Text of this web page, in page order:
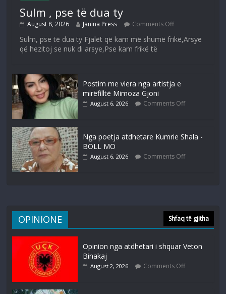
Sulm , pse të dua ty
August 8, 2026 Janina Press Comments Off
Sulm, pse të dua ty Fjalët që kam më shumë frikë,Arsye
që hezitoj se nuk di arsye,Pse kam frikë të
Postim me vlera nga artistja e
mirëfilltë Mimoza Gjoni
August 6, 2026 Comments Off
Nga poetja atdhetare Kumrie Shala -
BOLL MO
August 6, 2026 Comments Off
OPINIONE Shfaq të gjitha
Opinion nga atdhetari i shquar Veton
Binakaj
August 2, 2026 Comments Off